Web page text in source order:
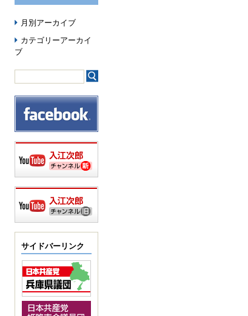
月別アーカイブ
カテゴリーアーカイ
ブ
サイドバーリンク